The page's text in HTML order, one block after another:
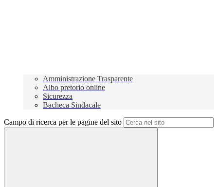
Amministrazione Trasparente
Albo pretorio online
Sicurezza
Bacheca Sindacale
Campo di ricerca per le pagine del sito